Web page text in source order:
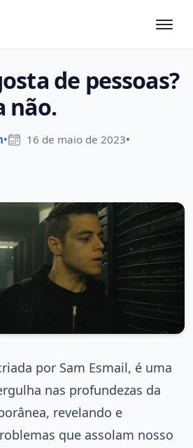
de pessoas?
não.
• 16 de maio de 2023•
por Sam Esmail, é uma
nas profundezas da
revelando e
que assolam nosso